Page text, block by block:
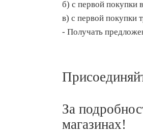
б) с первой покупки
в) с первой покупки
- Получать
За
магазинах!